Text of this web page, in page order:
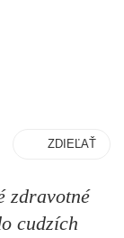
ZDIEĽAŤ
zdravotné
cudzích